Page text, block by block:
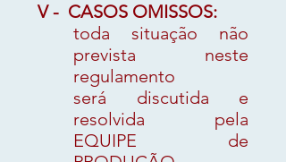
V - CASOS OMISSOS:
toda situação não
prevista neste
regulamento
será discutida e
resolvida pela
EQUIPE de